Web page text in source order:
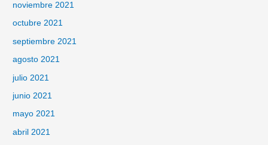
noviembre 2021
octubre 2021
septiembre 2021
agosto 2021
julio 2021
junio 2021
mayo 2021
abril 2021